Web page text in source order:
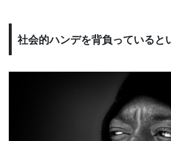
社会的ハンデを背負っていると